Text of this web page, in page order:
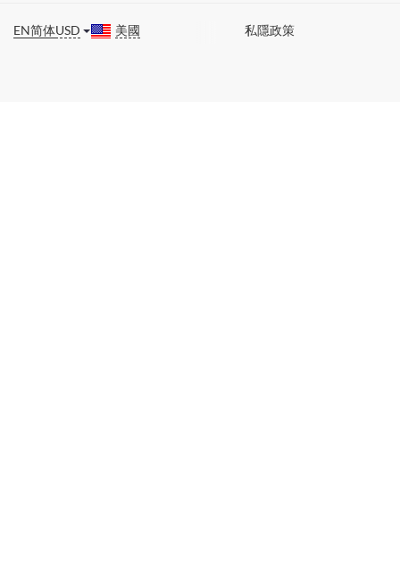
EN简体USD 美國 私隱政策